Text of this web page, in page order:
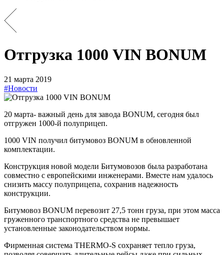
Отгрузка 1000 VIN BONUM
21 марта 2019
#Новости
20 марта- важный день для завода BONUM, сегодня был
отгружен 1000-й полуприцеп.
1000 VIN получил битумовоз BONUM в обновленной
комплектации.
Конструкция новой модели Битумовозов была разработана
совместно с европейскими инженерами. Вместе нам удалось
снизить массу полуприцепа, сохранив надежность
конструкции.
Битумовоз BONUM перевозит 27,5 тонн груза, при этом масса
груженного транспортного средства не превышает
установленные законодательством нормы.
Фирменная система THERMO-S сохраняет тепло груза,